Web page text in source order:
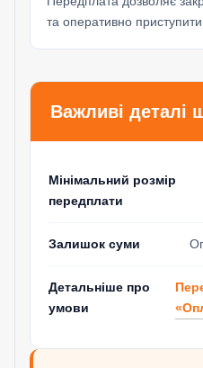
та оперативно
Важливі деталі
Мінімальний розмір
передплати
Залишок суми
Детальніше про
умови